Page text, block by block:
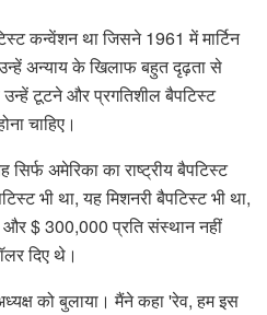
कन्वेंशन था जिसने 1961 में मार्टिन
अन्याय के खिलाफ बहुत दृढ़ता से
टूटने और प्रगतिशील बैपटिस्ट
चाहिए।
अमेरिका का राष्ट्रीय बैपटिस्ट
भी था, यह मिशनरी बैपटिस्ट भी था,
और $ 300,000 प्रति संस्थान नहीं
दिए थे।
को बुलाया। मैंने कहा 'रेव, हम इस